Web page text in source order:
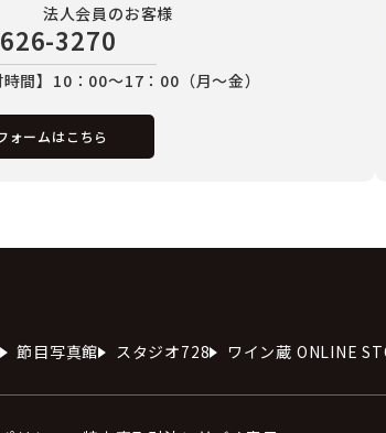
法人会員のお客様
3270
時間】10：00～17：00（月～金）
ォームはこちら
節目写真館 スタジオ728 ワイン蔵 ONLINE